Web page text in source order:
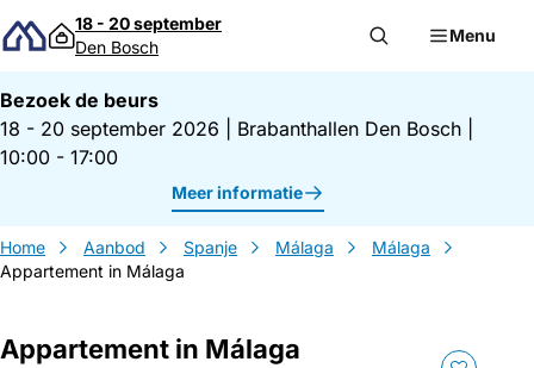
Direct naar inhoud
18 - 20 september
Den Bosch
Menu
Bezoek de beurs
18 - 20 september 2026
Brabanthallen Den Bosch
10:00 - 17:00
Meer informatie
Home Aanbod Spanje Málaga
Málaga
Appartement in Málaga
Appartement in Málaga